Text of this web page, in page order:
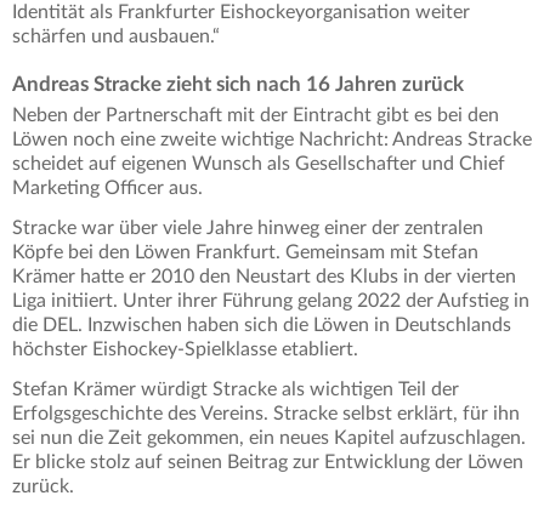
Identität als Frankfurter Eishockeyorganisation weiter
schärfen und ausbauen.“
Andreas Stracke zieht sich nach 16 Jahren zurück
Neben der Partnerschaft mit der Eintracht gibt es bei den
Löwen noch eine zweite wichtige Nachricht: Andreas Stracke
scheidet auf eigenen Wunsch als Gesellschafter und Chief
Marketing Officer aus.
Stracke war über viele Jahre hinweg einer der zentralen
Köpfe bei den Löwen Frankfurt. Gemeinsam mit Stefan
Krämer hatte er 2010 den Neustart des Klubs in der vierten
Liga initiiert. Unter ihrer Führung gelang 2022 der Aufstieg in
die DEL. Inzwischen haben sich die Löwen in Deutschlands
höchster Eishockey-Spielklasse etabliert.
Stefan Krämer würdigt Stracke als wichtigen Teil der
Erfolgsgeschichte des Vereins. Stracke selbst erklärt, für ihn
sei nun die Zeit gekommen, ein neues Kapitel aufzuschlagen.
Er blicke stolz auf seinen Beitrag zur Entwicklung der Löwen
zurück.